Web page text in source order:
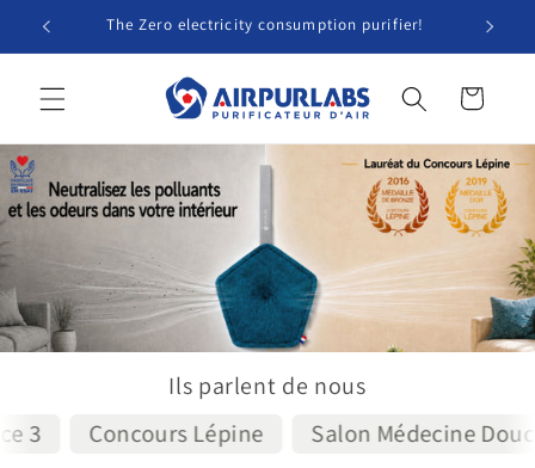
Skip to
content
The Zero electricity consumption purifier!
Cart
Ils parlent de nous
Concours Lépine Salon Médecine Douce